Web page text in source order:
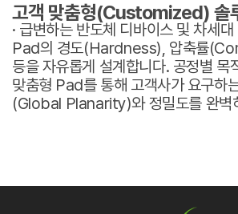
고객 맞춤형(Customized) 솔
· 급변하는 반도체 디바이스 및 차세
Pad의 경도(Hardness), 압축률
등을 자유롭게 설계합니다. 공정별 목
맞춤형 Pad를 통해 고객사가 요구하
(Global Planarity)와 정밀도를 완벽